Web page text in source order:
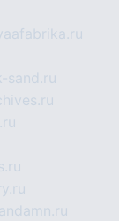
sand.ru